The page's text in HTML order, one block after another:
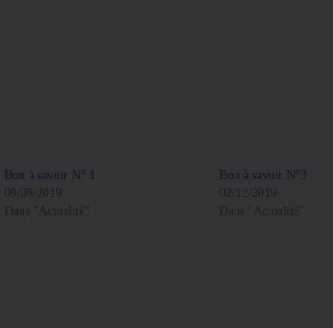
Bon à savoir N° 1
09/09/2019
Dans "Actualité"
Bon à savoir N°3
02/12/2019
Dans "Actualité"